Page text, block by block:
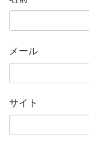
メール
サイト